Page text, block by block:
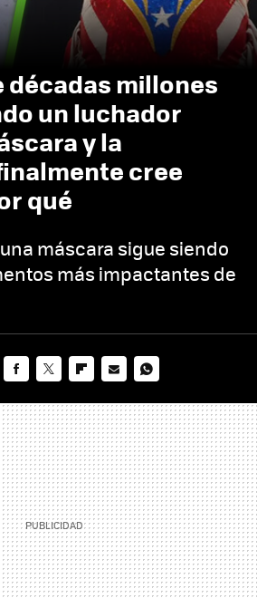
décadas millones
un luchador
y la
cree
qué
máscara sigue siendo
más impactantes de
MAIL